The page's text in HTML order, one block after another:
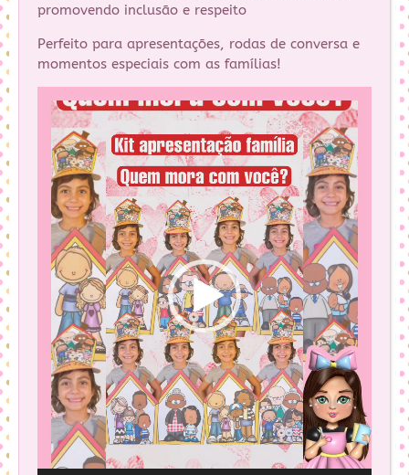
promovendo inclusão e respeito
Perfeito para apresentações, rodas de conversa e
momentos especiais com as famílias!
de
vídeo